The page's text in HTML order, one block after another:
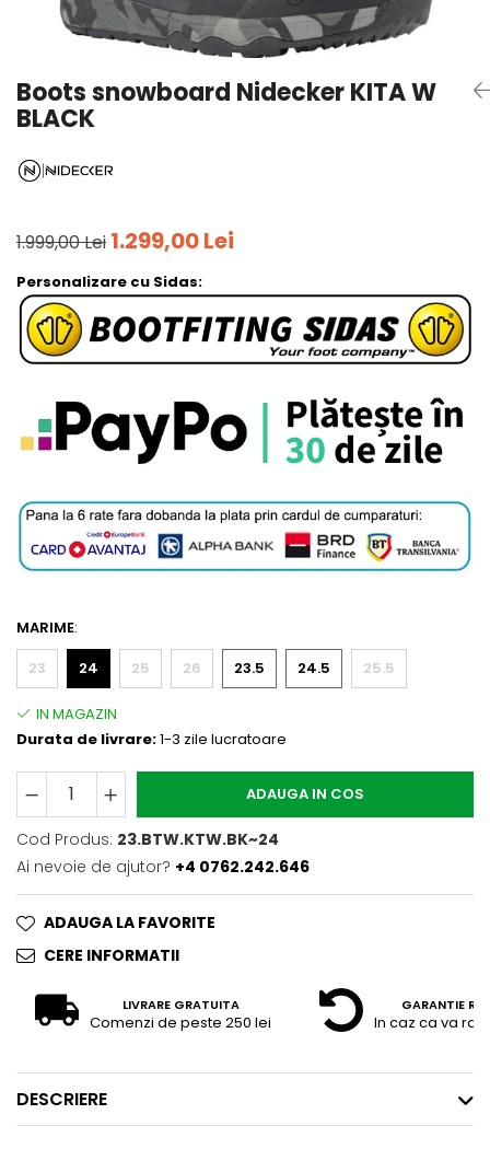
Pantaloni outdoor
Curele
Bustiere
Boots snowboard Nidecker KITA W
BLACK
1.999,00 Lei 1.299,00 Lei
Personalizare cu Sidas:
MARIME:
23
24 25 26 23.5 24.5 25.5
Durata de livrare:1-3 zile lucratoare
ADAUGA IN COS
Cod Produs: 23.BTW.KTW.BK~24
Ai nevoie de ajutor? +4 0762.242.646
ADAUGA LA FAVORITE
CERE INFORMATII
LIVRARE GRATUITA
Comenzi de peste 250 lei
GARANTIE
In caz ca va
DESCRIERE